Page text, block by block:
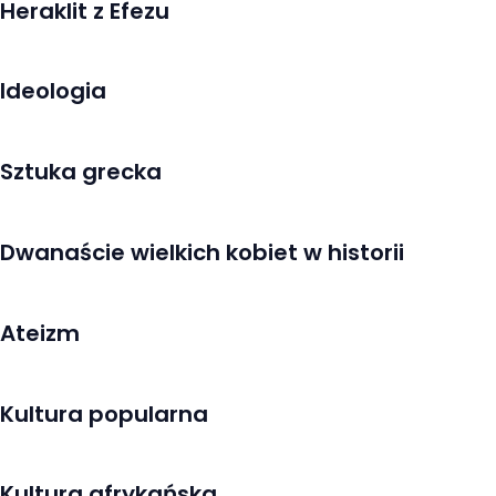
Heraklit z Efezu
Ideologia
Sztuka grecka
Dwanaście wielkich kobiet w historii
Ateizm
Kultura popularna